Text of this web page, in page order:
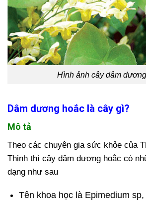
Hình ảnh cây dâm
Dâm dương hoắc là cây gì?
Mô tả
Theo các chuyên gia sức khỏe của
Thịnh thì cây dâm dương hoắc có
dạng như sau
Tên khoa học là Epimedium